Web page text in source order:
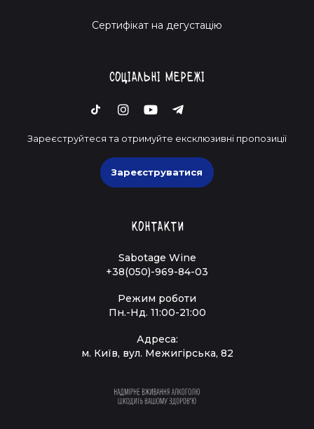
Cертифікат на дегустацію
Соціальні мережі
Зареєструйтеся та отримуйте ексклюзивні пропозиції
Зареєструватися
Контакти
Sabotage Wine
+38(050)-969-84-03
Режим роботи
Пн.-Нд. 11:00-21:00
Адреса:
м. Київ, вул. Межигірська, 82